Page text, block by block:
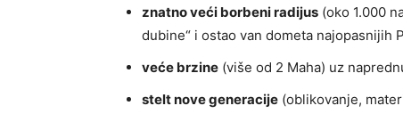
znatno veći borbeni radijus (oko 1.000
dubine“ i ostao van dometa najopasnijih
veće brzine (više od 2 Maha) uz
stelt nove generacije (oblikovanje,